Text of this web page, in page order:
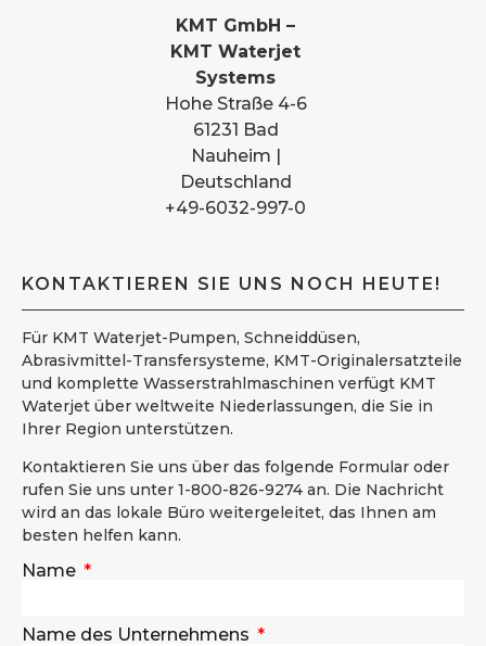
KMT GmbH –
KMT Waterjet
Systems
Hohe Straße 4-6
61231 Bad
Nauheim |
Deutschland
+49-6032-997-0
KONTAKTIEREN SIE UNS NOCH HEUTE!
Für KMT Waterjet-Pumpen, Schneiddüsen,
Abrasivmittel-Transfersysteme, KMT-Originalersatzteile
und komplette Wasserstrahlmaschinen verfügt KMT
Waterjet über weltweite Niederlassungen, die Sie in
Ihrer Region unterstützen.
Kontaktieren Sie uns über das folgende Formular oder
rufen Sie uns unter 1-800-826-9274 an. Die Nachricht
wird an das lokale Büro weitergeleitet, das Ihnen am
besten helfen kann.
Name
Name des Unternehmens